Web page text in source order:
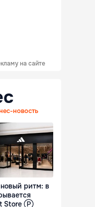
на сайте
новость
ритм: в
Store Ⓟ